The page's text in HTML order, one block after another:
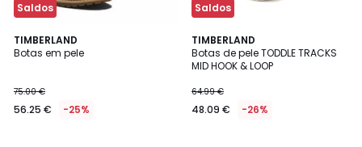
Saldos
TIMBERLAND
Botas em pele
75.00 €
56.25 € -25%
5
/
Saldos
TIMBERLAND
Botas de pele TODDLE TRACKS
MID HOOK & LOOP
64.99 €
48.09 € -26%